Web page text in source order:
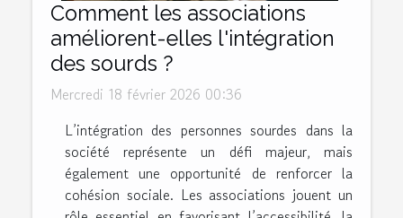
Comment les associations
améliorent-elles l'intégration
des sourds ?
Mercredi 18 février 2026 00:36
L’intégration des personnes sourdes dans la
société représente un défi majeur, mais
également une opportunité de renforcer la
cohésion sociale. Les associations jouent un